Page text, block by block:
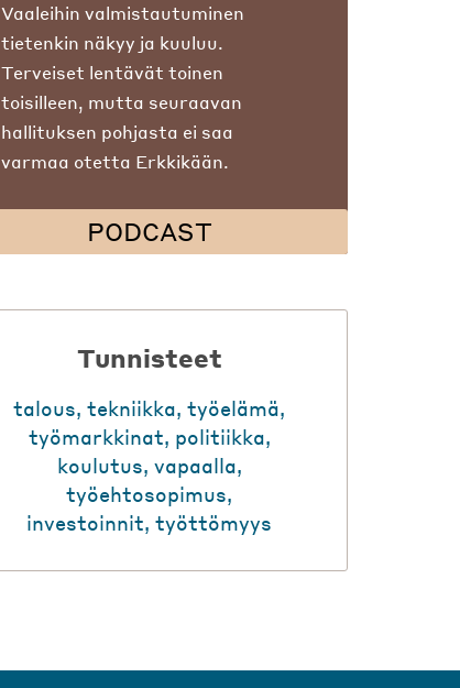
Vaaleihin valmistautuminen
tietenkin näkyy ja kuuluu.
Terveiset lentävät toinen
toisilleen, mutta seuraavan
hallituksen pohjasta ei saa
varmaa otetta Erkkikään.
PODCAST
Tunnisteet
talous,tekniikka,työelämä,
työmarkkinat, politiikka,
koulutus, vapaalla,
työehtosopimus,
investoinnit,työttömyys